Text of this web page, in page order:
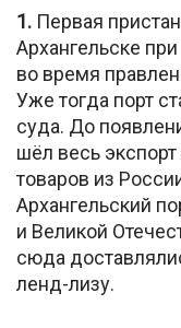
1. Первая
Архангельске
во время
Уже тогда порт
суда. До
шёл весь
товаров из
Архангельский
и Великой
сюда
ленд-лизу.